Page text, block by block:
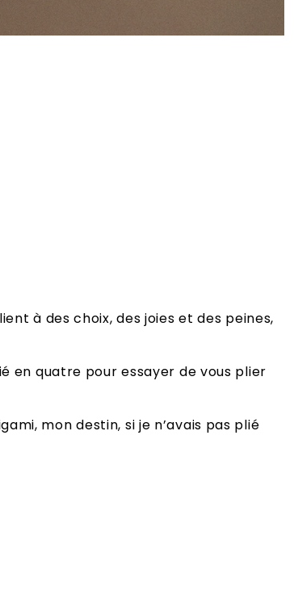
à des choix, des joies et des peines,
en quatre pour essayer de vous plier
mon destin, si je n’avais pas plié